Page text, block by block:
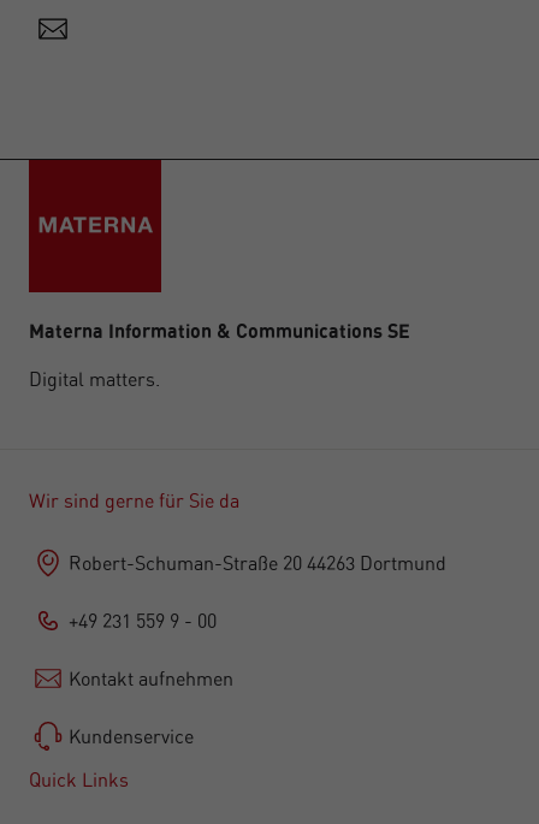
Materna Information & Communications SE
Digital matters.
Wir sind gerne für Sie da
Robert-Schuman-Straße 20 44263 Dortmund
+49 231 559 9 - 00
Kontakt aufnehmen
Kundenservice
Quick Links